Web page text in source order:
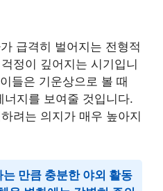
급격히 벌어지는 전형적
정이 깊어지는 시기입니
들은 기운상으로 볼 때
지를 보여줄 것입니다.
려는 의지가 매우 높아지
만큼 충분한 야외 활동